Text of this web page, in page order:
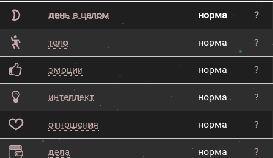
день в целом норма ?
тело норма ?
эмоции норма ?
интеллект норма ?
отношения норма ?
дела норма ?